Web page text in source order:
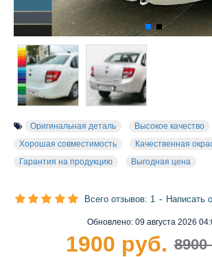
Оригинальная деталь
Высокое качество
Хорошая совместимость
Качественная
Гарантия на продукцию
Выгодная цена
Обновлено: 09 августа 2026
Всего отзывов: 1 - Написать
8900
1900 руб.